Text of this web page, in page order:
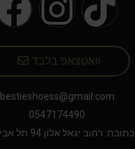
וואטצאפ בלבד
bestieshoess@gmail.com
0547174490
כתובת: רחוב יגאל אלון 94 תל אביב יפו